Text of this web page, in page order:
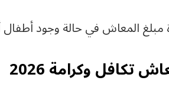
مبلغ المعاش في حالة وجود
تكافل وكرامة 2026